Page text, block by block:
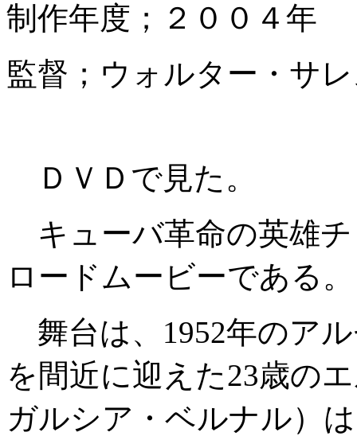
制作年度；２００４年
監督；ウォルター・サ
ＤＶＤで見た。
キューバ革命の英雄
ロードムービーである。
舞台は、1952年のア
を間近に迎えた23歳の
ガルシア・ベルナル）